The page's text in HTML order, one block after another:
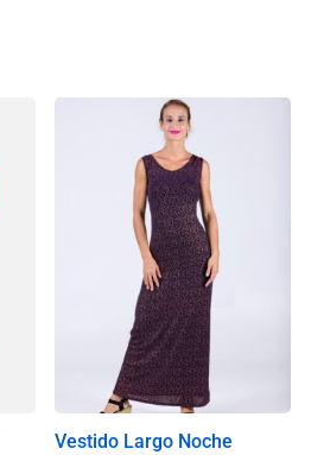
Vestido Largo Noche